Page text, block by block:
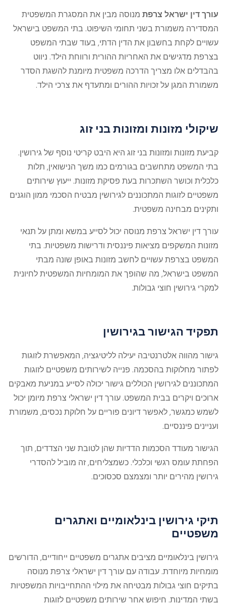
עורך דין ישראל צרפת מנוסה מבין את המסגרת המשפטית
המסדירה משמורת בשני תחומי השיפוט. בתי המשפט בישראל
עשויים לקחת בחשבון את הדין הדתי, בעוד שבתי המשפט
בצרפת מדגישים את האחריות ההורית ורווחת הילד. ניווט
בהבדלים אלו מצריך הדרכה משפטית מיומנת להשגת הסדר
משמורת המגן על זכויות ההורים ומתעדף את צרכי הילד.
שיקולי מזונות ומזונות בני זוג
קביעת מזונות ומזונות בני זוג היא היבט קריטי נוסף של גירושין.
בתי המשפט מתחשבים בגורמים כמו משך הנישואין, תלות
כלכלית וכושר השתכרות בעת פסיקת מזונות. ייעוץ שירותים
משפטיים לזוגות המתכוננים לגירושין מבטיח הסכמי ממון הוגנים
ותקינים מבחינה משפטית.
עורך דין ישראל צרפת מנוסה יכול לסייע במשא ומתן על תנאי
מזונות המשקפים מציאות פיננסית ודרישות משפטיות. בתי
המשפט בצרפת עשויים לחשב מזונות באופן שונה מבתי
המשפט בישראל, מה שהופך את המומחיות המשפטית לחיונית
למקרי גירושין חוצי גבולות.
תפקיד הגישור בגירושין
גישור מהווה אלטרנטיבה יעילה לליטיגציה, המאפשרת לזוגות
לפתור מחלוקות בהסכמה. פנייה לשירותים משפטיים לזוגות
המתכוננים לגירושין הכוללים גישור יכולה לסייע במניעת מאבקים
ארוכים ויקרים בבית המשפט. עורך דין ישראלי צרפת מיומן יכול
לשמש כמגשר, לאפשר דיונים פוריים על חלוקת נכסים, משמורת
ועניינים פיננסיים.
הגישור מעודד הסכמות הדדיות שהן לטובת שני הצדדים, תוך
הפחתת עומס רגשי וכלכלי. כשמצליחים, זה מוביל להסדרי
גירושין מהירים יותר ומצמצם סכסוכים.
תיקי גירושין בינלאומיים ואתגרים
משפטיים
גירושין בינלאומיים מציבים אתגרים משפטיים ייחודיים, הדורשים
מומחיות מיוחדת. עבודה עם עורך דין ישראלי צרפת מנוסה
בתיקים חוצי גבולות מבטיחה את מילוי ההתחייבויות המשפטיות
בשתי המדינות. חיפוש אחר שירותים משפטיים לזוגות